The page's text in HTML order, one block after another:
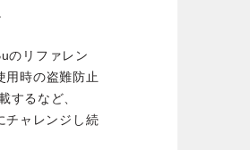
のリファレン
用時の盗難防止
するなど、
チャレンジし続